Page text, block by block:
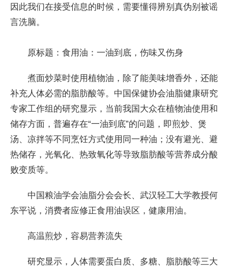
因此我们在接受信息的时候，需要懂得辨别真伪别被谣
言洗脑。
原标题：食用油：一油到底，伤味又伤身
煮面炒菜时使用植物油，除了能美味增香外，还能
补充人体必需的脂肪酸等。中国保健协会油脂健康研究
专家工作组的研究显示，当前我国大众在植物油使用和
储存方面，普遍存在“一油到底”的问题，即煎炒、煲
汤、凉拌等不同烹饪方式使用同一种油；没有避光、避
热储存，光氧化、热致氧化等导致脂肪酸等营养成分酸
败变质等。
中国粮油学会油脂分会会长、武汉轻工大学教授何
东平说，消费者应修正食用油误区，健康用油。
高温煎炒，容易营养流失
研究显示，人体需要蛋白质、多糖、脂肪酸等三大